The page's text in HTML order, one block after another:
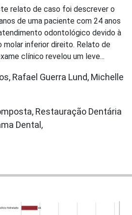
relato de caso foi descrever o
de uma paciente com 24 anos
odontológico devido à
molar inferior direito. Relato de
clínico revelou um leve...
Rafael Guerra Lund, Michelle
Restauração Dentária
Dental,